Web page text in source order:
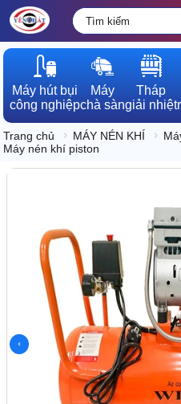
Máy hút bụi
công nghiệp
Máy
chà sàn
Tháp
giải nhiệt
Trang chủ MÁY NÉN KHÍ
Máy nén khí piston